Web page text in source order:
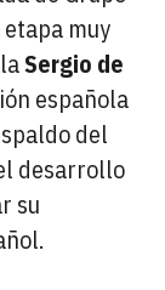
muy
Sergio de
española
del
desarrollo
su